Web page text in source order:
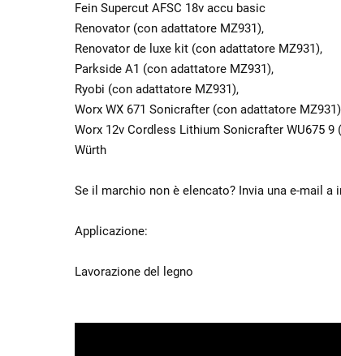
Fein Supercut AFSC 18v accu basic
Renovator (con adattatore MZ931),
Renovator de luxe kit (con adattatore MZ931),
Parkside A1 (con adattatore MZ931),
Ryobi (con adattatore MZ931),
Worx WX 671 Sonicrafter (con adattatore
Worx 12v Cordless Lithium Sonicrafter WU675 9
Würth
Se il marchio non è elencato? Invia una e-mail
Applicazione:
Lavorazione del legno